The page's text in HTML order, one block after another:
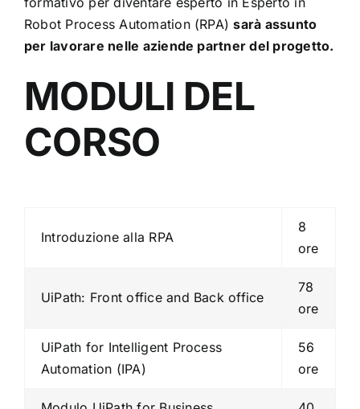
Robot Process Automation (RPA)sarà assunto
per lavorare nelle aziende partner del progetto.
MODULI DEL
CORSO
Introduzione alla RPA
8
ore
UiPath: Front office and Back office
78
ore
UiPath for Intelligent Process
Automation (IPA)
56
ore